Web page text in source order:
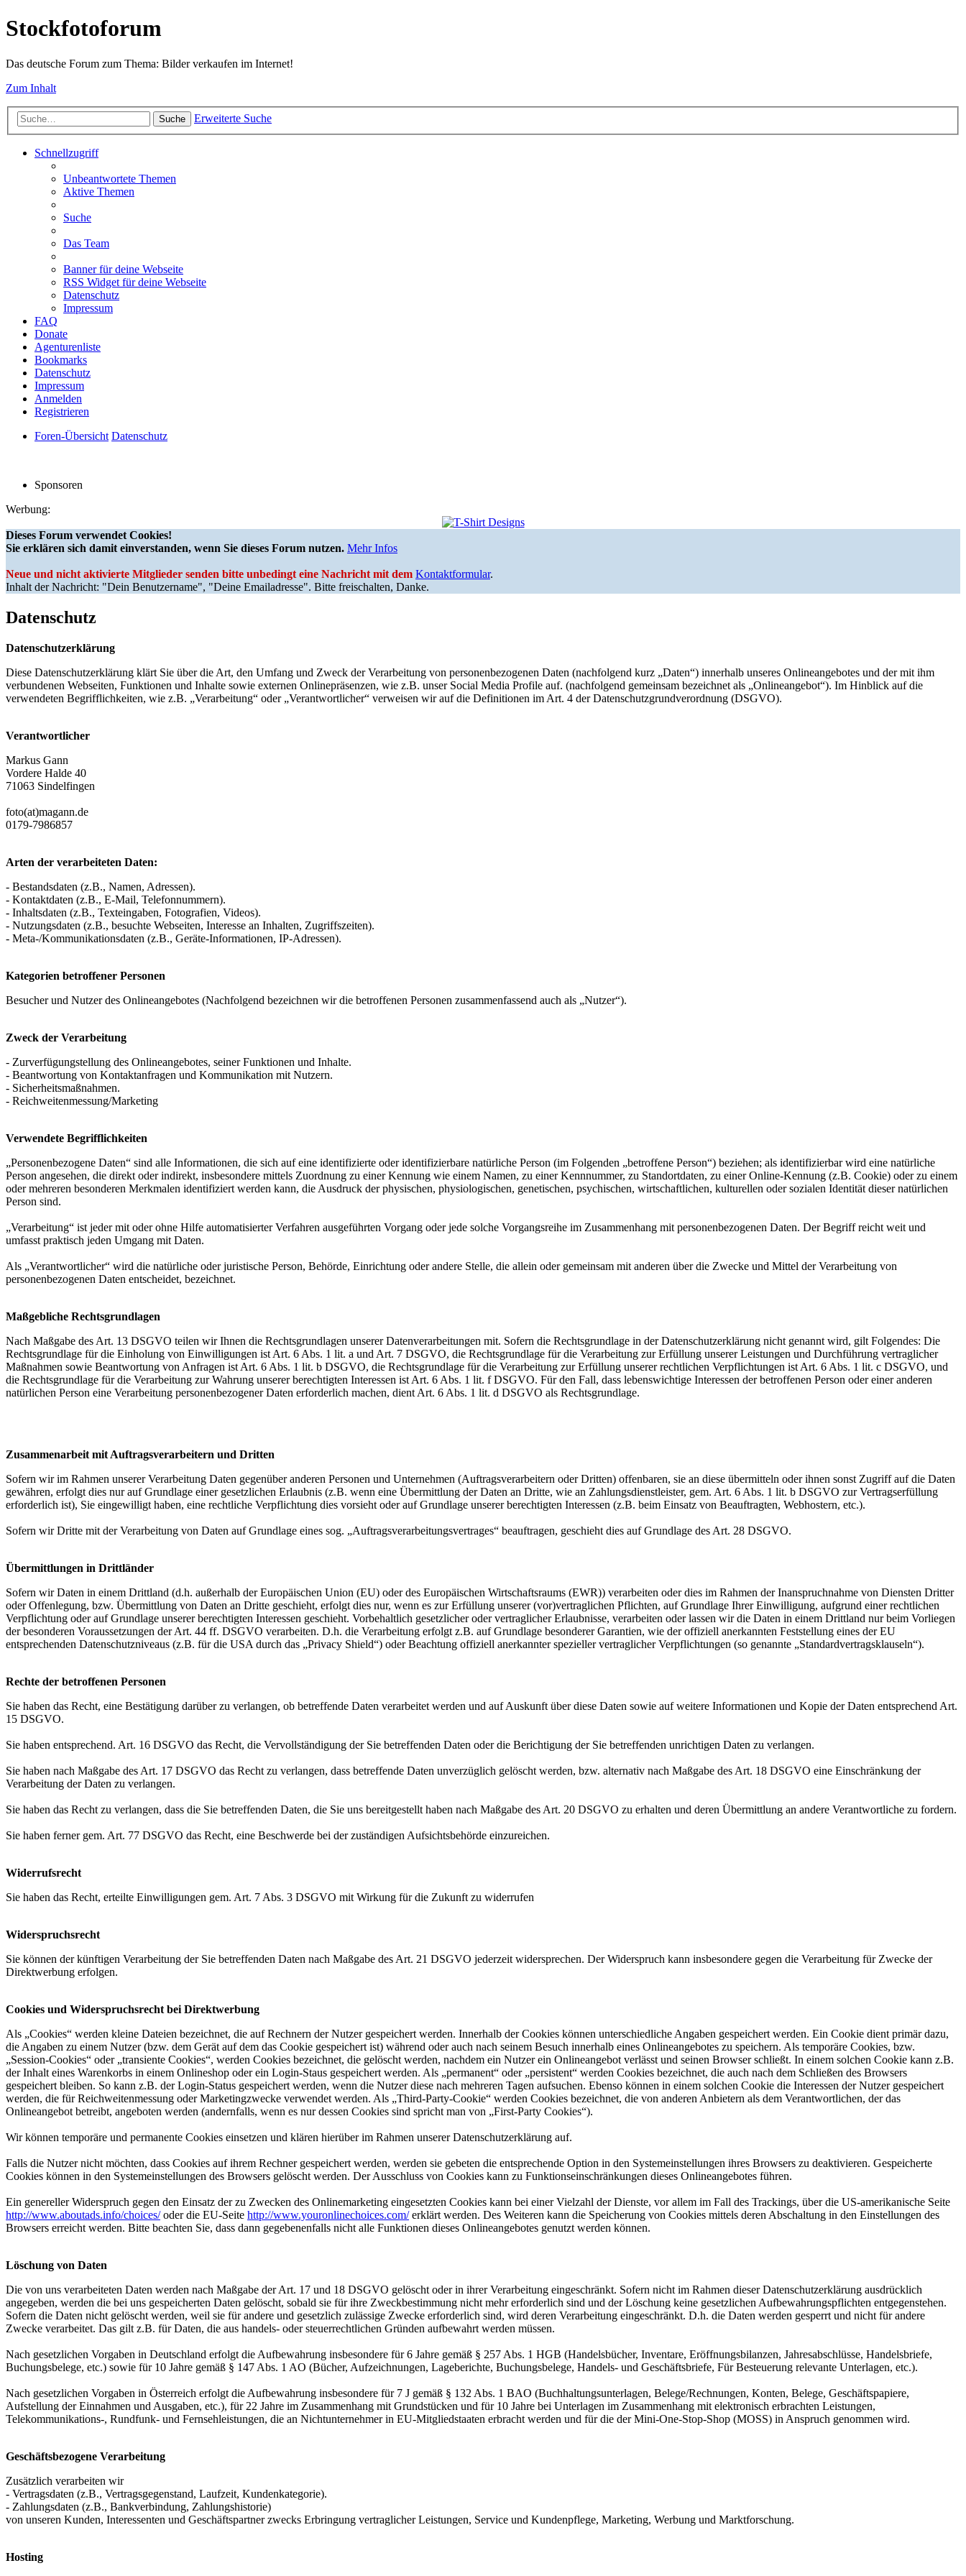
Stockfotoforum
Das deutsche Forum zum Thema: Bilder verkaufen im Internet!
Zum Inhalt
Suche Erweiterte Suche
Schnellzugriff
Unbeantwortete Themen
Aktive Themen
Suche
Das Team
Banner für deine Webseite
RSS Widget für deine Webseite
Datenschutz
Impressum
FAQ
Donate
Agenturenliste
Bookmarks
Datenschutz
Impressum
Anmelden
Registrieren
Foren-Übersicht Datenschutz
Sponsoren
Werbung:
Dieses Forum verwendet Cookies!
Sie erklären sich damit einverstanden, wenn Sie dieses Forum nutzen. Mehr Infos
Neue und nicht aktivierte Mitglieder senden bitte unbedingt eine Nachricht mit dem Kontaktformular.
Inhalt der Nachricht: "Dein Benutzername", "Deine Emailadresse". Bitte freischalten, Danke.
Datenschutz
Datenschutzerklärung
Diese Datenschutzerklärung klärt Sie über die Art, den Umfang und Zweck der Verarbeitung von personenbezogenen Daten (nachfolgend kurz „Daten“) innerhalb unseres Onlineangebotes und der mit ihm
verbundenen Webseiten, Funktionen und Inhalte sowie externen Onlinepräsenzen, wie z.B. unser Social Media Profile auf. (nachfolgend gemeinsam bezeichnet als „Onlineangebot“). Im Hinblick auf die
verwendeten Begrifflichkeiten, wie z.B. „Verarbeitung“ oder „Verantwortlicher“ verweisen wir auf die Definitionen im Art. 4 der Datenschutzgrundverordnung (DSGVO).
Verantwortlicher
Markus Gann
Vordere Halde 40
71063 Sindelfingen
foto(at)magann.de
0179-7986857
Arten der verarbeiteten Daten:
- Bestandsdaten (z.B., Namen, Adressen).
- Kontaktdaten (z.B., E-Mail, Telefonnummern).
- Inhaltsdaten (z.B., Texteingaben, Fotografien, Videos).
- Nutzungsdaten (z.B., besuchte Webseiten, Interesse an Inhalten, Zugriffszeiten).
- Meta-/Kommunikationsdaten (z.B., Geräte-Informationen, IP-Adressen).
Kategorien betroffener Personen
Besucher und Nutzer des Onlineangebotes (Nachfolgend bezeichnen wir die betroffenen Personen zusammenfassend auch als „Nutzer“).
Zweck der Verarbeitung
- Zurverfügungstellung des Onlineangebotes, seiner Funktionen und Inhalte.
- Beantwortung von Kontaktanfragen und Kommunikation mit Nutzern.
- Sicherheitsmaßnahmen.
- Reichweitenmessung/Marketing
Verwendete Begrifflichkeiten
„Personenbezogene Daten“ sind alle Informationen, die sich auf eine identifizierte oder identifizierbare natürliche Person (im Folgenden „betroffene Person“) beziehen; als identifizierbar wird eine natürliche
Person angesehen, die direkt oder indirekt, insbesondere mittels Zuordnung zu einer Kennung wie einem Namen, zu einer Kennnummer, zu Standortdaten, zu einer Online-Kennung (z.B. Cookie) oder zu einem
oder mehreren besonderen Merkmalen identifiziert werden kann, die Ausdruck der physischen, physiologischen, genetischen, psychischen, wirtschaftlichen, kulturellen oder sozialen Identität dieser natürlichen
Person sind.
„Verarbeitung“ ist jeder mit oder ohne Hilfe automatisierter Verfahren ausgeführten Vorgang oder jede solche Vorgangsreihe im Zusammenhang mit personenbezogenen Daten. Der Begriff reicht weit und
umfasst praktisch jeden Umgang mit Daten.
Als „Verantwortlicher“ wird die natürliche oder juristische Person, Behörde, Einrichtung oder andere Stelle, die allein oder gemeinsam mit anderen über die Zwecke und Mittel der Verarbeitung von
personenbezogenen Daten entscheidet, bezeichnet.
Maßgebliche Rechtsgrundlagen
Nach Maßgabe des Art. 13 DSGVO teilen wir Ihnen die Rechtsgrundlagen unserer Datenverarbeitungen mit. Sofern die Rechtsgrundlage in der Datenschutzerklärung nicht genannt wird, gilt Folgendes: Die
Rechtsgrundlage für die Einholung von Einwilligungen ist Art. 6 Abs. 1 lit. a und Art. 7 DSGVO, die Rechtsgrundlage für die Verarbeitung zur Erfüllung unserer Leistungen und Durchführung vertraglicher
Maßnahmen sowie Beantwortung von Anfragen ist Art. 6 Abs. 1 lit. b DSGVO, die Rechtsgrundlage für die Verarbeitung zur Erfüllung unserer rechtlichen Verpflichtungen ist Art. 6 Abs. 1 lit. c DSGVO, und
die Rechtsgrundlage für die Verarbeitung zur Wahrung unserer berechtigten Interessen ist Art. 6 Abs. 1 lit. f DSGVO. Für den Fall, dass lebenswichtige Interessen der betroffenen Person oder einer anderen
natürlichen Person eine Verarbeitung personenbezogener Daten erforderlich machen, dient Art. 6 Abs. 1 lit. d DSGVO als Rechtsgrundlage.
Zusammenarbeit mit Auftragsverarbeitern und Dritten
Sofern wir im Rahmen unserer Verarbeitung Daten gegenüber anderen Personen und Unternehmen (Auftragsverarbeitern oder Dritten) offenbaren, sie an diese übermitteln oder ihnen sonst Zugriff auf die Daten
gewähren, erfolgt dies nur auf Grundlage einer gesetzlichen Erlaubnis (z.B. wenn eine Übermittlung der Daten an Dritte, wie an Zahlungsdienstleister, gem. Art. 6 Abs. 1 lit. b DSGVO zur Vertragserfüllung
erforderlich ist), Sie eingewilligt haben, eine rechtliche Verpflichtung dies vorsieht oder auf Grundlage unserer berechtigten Interessen (z.B. beim Einsatz von Beauftragten, Webhostern, etc.).
Sofern wir Dritte mit der Verarbeitung von Daten auf Grundlage eines sog. „Auftragsverarbeitungsvertrages“ beauftragen, geschieht dies auf Grundlage des Art. 28 DSGVO.
Übermittlungen in Drittländer
Sofern wir Daten in einem Drittland (d.h. außerhalb der Europäischen Union (EU) oder des Europäischen Wirtschaftsraums (EWR)) verarbeiten oder dies im Rahmen der Inanspruchnahme von Diensten Dritter
oder Offenlegung, bzw. Übermittlung von Daten an Dritte geschieht, erfolgt dies nur, wenn es zur Erfüllung unserer (vor)vertraglichen Pflichten, auf Grundlage Ihrer Einwilligung, aufgrund einer rechtlichen
Verpflichtung oder auf Grundlage unserer berechtigten Interessen geschieht. Vorbehaltlich gesetzlicher oder vertraglicher Erlaubnisse, verarbeiten oder lassen wir die Daten in einem Drittland nur beim Vorliegen
der besonderen Voraussetzungen der Art. 44 ff. DSGVO verarbeiten. D.h. die Verarbeitung erfolgt z.B. auf Grundlage besonderer Garantien, wie der offiziell anerkannten Feststellung eines der EU
entsprechenden Datenschutzniveaus (z.B. für die USA durch das „Privacy Shield“) oder Beachtung offiziell anerkannter spezieller vertraglicher Verpflichtungen (so genannte „Standardvertragsklauseln“).
Rechte der betroffenen Personen
Sie haben das Recht, eine Bestätigung darüber zu verlangen, ob betreffende Daten verarbeitet werden und auf Auskunft über diese Daten sowie auf weitere Informationen und Kopie der Daten entsprechend Art.
15 DSGVO.
Sie haben entsprechend. Art. 16 DSGVO das Recht, die Vervollständigung der Sie betreffenden Daten oder die Berichtigung der Sie betreffenden unrichtigen Daten zu verlangen.
Sie haben nach Maßgabe des Art. 17 DSGVO das Recht zu verlangen, dass betreffende Daten unverzüglich gelöscht werden, bzw. alternativ nach Maßgabe des Art. 18 DSGVO eine Einschränkung der
Verarbeitung der Daten zu verlangen.
Sie haben das Recht zu verlangen, dass die Sie betreffenden Daten, die Sie uns bereitgestellt haben nach Maßgabe des Art. 20 DSGVO zu erhalten und deren Übermittlung an andere Verantwortliche zu fordern.
Sie haben ferner gem. Art. 77 DSGVO das Recht, eine Beschwerde bei der zuständigen Aufsichtsbehörde einzureichen.
Widerrufsrecht
Sie haben das Recht, erteilte Einwilligungen gem. Art. 7 Abs. 3 DSGVO mit Wirkung für die Zukunft zu widerrufen
Widerspruchsrecht
Sie können der künftigen Verarbeitung der Sie betreffenden Daten nach Maßgabe des Art. 21 DSGVO jederzeit widersprechen. Der Widerspruch kann insbesondere gegen die Verarbeitung für Zwecke der
Direktwerbung erfolgen.
Cookies und Widerspruchsrecht bei Direktwerbung
Als „Cookies“ werden kleine Dateien bezeichnet, die auf Rechnern der Nutzer gespeichert werden. Innerhalb der Cookies können unterschiedliche Angaben gespeichert werden. Ein Cookie dient primär dazu,
die Angaben zu einem Nutzer (bzw. dem Gerät auf dem das Cookie gespeichert ist) während oder auch nach seinem Besuch innerhalb eines Onlineangebotes zu speichern. Als temporäre Cookies, bzw.
„Session-Cookies“ oder „transiente Cookies“, werden Cookies bezeichnet, die gelöscht werden, nachdem ein Nutzer ein Onlineangebot verlässt und seinen Browser schließt. In einem solchen Cookie kann z.B.
der Inhalt eines Warenkorbs in einem Onlineshop oder ein Login-Staus gespeichert werden. Als „permanent“ oder „persistent“ werden Cookies bezeichnet, die auch nach dem Schließen des Browsers
gespeichert bleiben. So kann z.B. der Login-Status gespeichert werden, wenn die Nutzer diese nach mehreren Tagen aufsuchen. Ebenso können in einem solchen Cookie die Interessen der Nutzer gespeichert
werden, die für Reichweitenmessung oder Marketingzwecke verwendet werden. Als „Third-Party-Cookie“ werden Cookies bezeichnet, die von anderen Anbietern als dem Verantwortlichen, der das
Onlineangebot betreibt, angeboten werden (andernfalls, wenn es nur dessen Cookies sind spricht man von „First-Party Cookies“).
Wir können temporäre und permanente Cookies einsetzen und klären hierüber im Rahmen unserer Datenschutzerklärung auf.
Falls die Nutzer nicht möchten, dass Cookies auf ihrem Rechner gespeichert werden, werden sie gebeten die entsprechende Option in den Systemeinstellungen ihres Browsers zu deaktivieren. Gespeicherte
Cookies können in den Systemeinstellungen des Browsers gelöscht werden. Der Ausschluss von Cookies kann zu Funktionseinschränkungen dieses Onlineangebotes führen.
Ein genereller Widerspruch gegen den Einsatz der zu Zwecken des Onlinemarketing eingesetzten Cookies kann bei einer Vielzahl der Dienste, vor allem im Fall des Trackings, über die US-amerikanische Seite
http://www.aboutads.info/choices/oder die EU-Seite http://www.youronlinechoices.com/erklärt werden. Des Weiteren kann die Speicherung von Cookies mittels deren Abschaltung in den Einstellungen des
Browsers erreicht werden. Bitte beachten Sie, dass dann gegebenenfalls nicht alle Funktionen dieses Onlineangebotes genutzt werden können.
Löschung von Daten
Die von uns verarbeiteten Daten werden nach Maßgabe der Art. 17 und 18 DSGVO gelöscht oder in ihrer Verarbeitung eingeschränkt. Sofern nicht im Rahmen dieser Datenschutzerklärung ausdrücklich
angegeben, werden die bei uns gespeicherten Daten gelöscht, sobald sie für ihre Zweckbestimmung nicht mehr erforderlich sind und der Löschung keine gesetzlichen Aufbewahrungspflichten entgegenstehen.
Sofern die Daten nicht gelöscht werden, weil sie für andere und gesetzlich zulässige Zwecke erforderlich sind, wird deren Verarbeitung eingeschränkt. D.h. die Daten werden gesperrt und nicht für andere
Zwecke verarbeitet. Das gilt z.B. für Daten, die aus handels- oder steuerrechtlichen Gründen aufbewahrt werden müssen.
Nach gesetzlichen Vorgaben in Deutschland erfolgt die Aufbewahrung insbesondere für 6 Jahre gemäß § 257 Abs. 1 HGB (Handelsbücher, Inventare, Eröffnungsbilanzen, Jahresabschlüsse, Handelsbriefe,
Buchungsbelege, etc.) sowie für 10 Jahre gemäß § 147 Abs. 1 AO (Bücher, Aufzeichnungen, Lageberichte, Buchungsbelege, Handels- und Geschäftsbriefe, Für Besteuerung relevante Unterlagen, etc.).
Nach gesetzlichen Vorgaben in Österreich erfolgt die Aufbewahrung insbesondere für 7 J gemäß § 132 Abs. 1 BAO (Buchhaltungsunterlagen, Belege/Rechnungen, Konten, Belege, Geschäftspapiere,
Aufstellung der Einnahmen und Ausgaben, etc.), für 22 Jahre im Zusammenhang mit Grundstücken und für 10 Jahre bei Unterlagen im Zusammenhang mit elektronisch erbrachten Leistungen,
Telekommunikations-, Rundfunk- und Fernsehleistungen, die an Nichtunternehmer in EU-Mitgliedstaaten erbracht werden und für die der Mini-One-Stop-Shop (MOSS) in Anspruch genommen wird.
Geschäftsbezogene Verarbeitung
Zusätzlich verarbeiten wir
- Vertragsdaten (z.B., Vertragsgegenstand, Laufzeit, Kundenkategorie).
- Zahlungsdaten (z.B., Bankverbindung, Zahlungshistorie)
von unseren Kunden, Interessenten und Geschäftspartner zwecks Erbringung vertraglicher Leistungen, Service und Kundenpflege, Marketing, Werbung und Marktforschung.
Hosting